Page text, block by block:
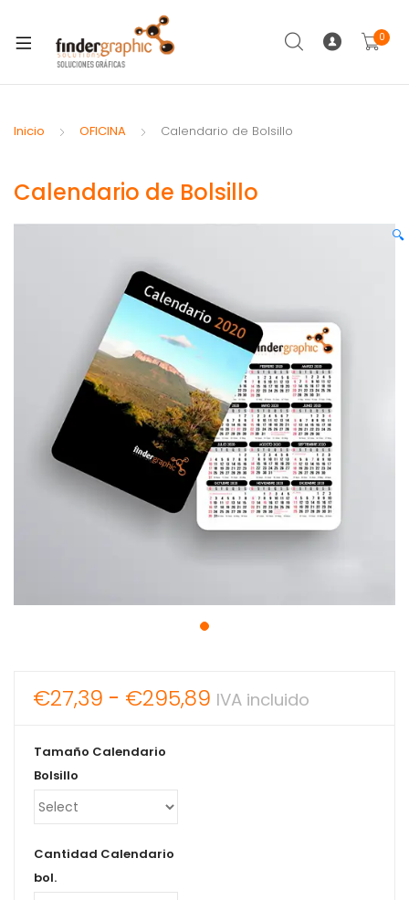
0
Inicio OFICINA Calendario de Bolsillo
Calendario de Bolsillo
🔍
€27,39 - €295,89 Rango
IVA incluido
Tamaño Calendario
Bolsillo
Cantidad Calendario
bol.